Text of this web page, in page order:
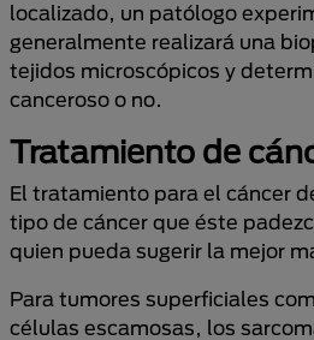
localizado, un patólogo
generalmente realizará una
tejidos microscópicos y
canceroso o no.
Tratamiento de
El tratamiento para el cáncer
tipo de cáncer que éste
quien pueda sugerir la mejor
Para tumores superficiales
células escamosas, los